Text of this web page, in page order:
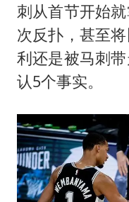
刺从首节开始
次反扑，甚至
利还是被马刺
认5个事实。